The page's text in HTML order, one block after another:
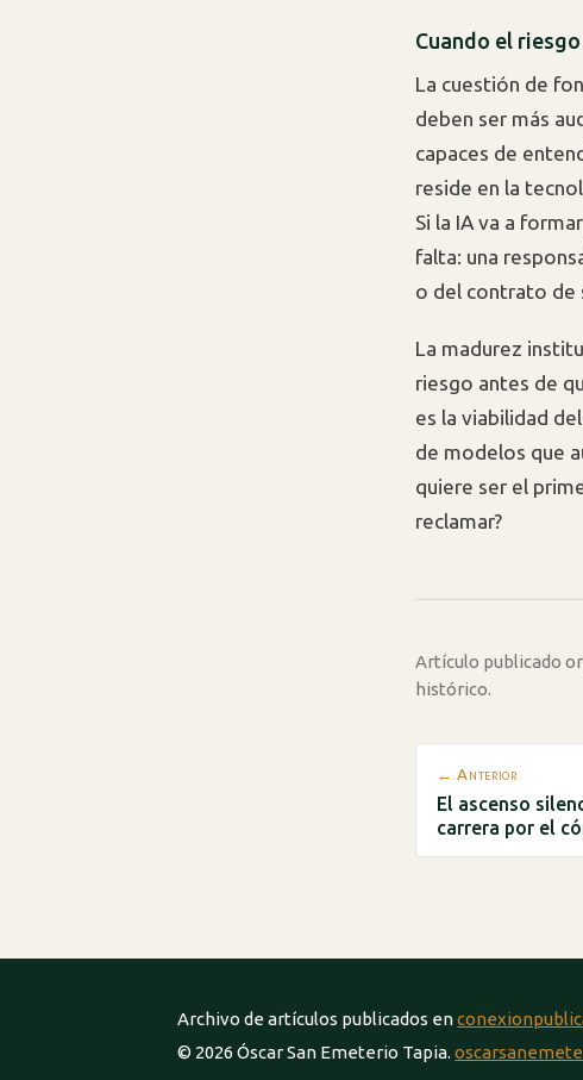
Cuando el
La cuestión de
deben ser más
capaces de
reside en la
Si la IA va a
falta: una
o del contrato de
La madurez
riesgo antes de
es la viabilidad
de modelos que
quiere ser el
reclamar?
Artículo publicado
histórico.
← Anterior
El ascenso
carrera por el
Archivo de artículos publicados en
© 2026 Óscar San Emeterio Tapia.